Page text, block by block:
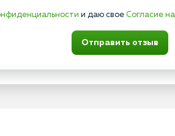
и даю свое Согласие
Отправить отзыв